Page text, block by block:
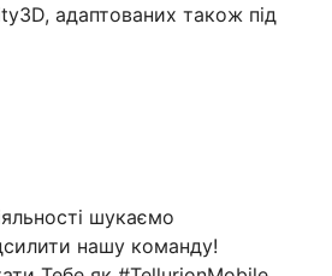
адаптованих також під
шукаємо
нашу команду!